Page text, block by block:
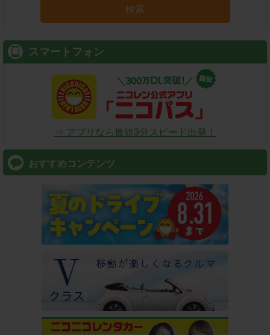
検索
スマートフォン
⇒ アプリなら最短3分スピード出発！
おすすめコンテンツ